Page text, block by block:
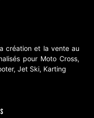
création et la vente au
pour Moto Cross,
Jet Ski, Karting